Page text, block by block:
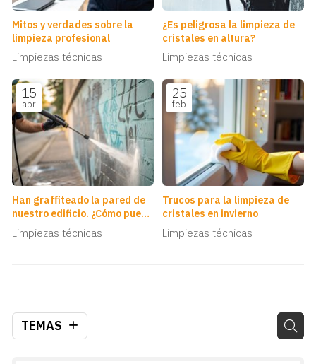
TEMAS
Mitos y verdades sobre la
limpieza profesional
Limpiezas técnicas
¿Es peligrosa la limpieza de
cristales en altura?
Limpiezas técnicas
15
abr
Han graffiteado la pared de
nuestro edificio. ¿Cómo puedo
limpiarlo?
Limpiezas técnicas
25
feb
Trucos para la limpieza de
cristales en invierno
Limpiezas técnicas